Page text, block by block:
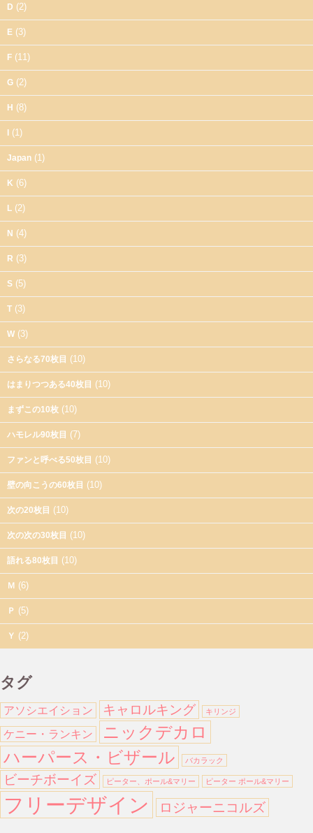
D (2)
E (3)
F (11)
G (2)
H (8)
I (1)
Japan (1)
K (6)
L (2)
N (4)
R (3)
S (5)
T (3)
W (3)
さらなる70枚目 (10)
はまりつつある40枚目 (10)
まずこの10枚 (10)
ハモレル90枚目 (7)
ファンと呼べる50枚目 (10)
壁の向こうの60枚目 (10)
次の20枚目 (10)
次の次の30枚目 (10)
語れる80枚目 (10)
Ｍ (6)
Ｐ (5)
Ｙ (2)
タグ
アソシエイション キャロルキング キリンジ
ケニー・ランキン
ニックデカロ
ハーパース・ビザール
バカラック
ビーチボーイズ ピーター、ポール&マリー ピーター ポール&マリー
フリーデザイン ロジャーニコルズ